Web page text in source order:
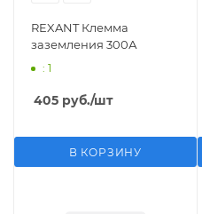
REXANT Клемма
заземления 300А
: 1
405 руб./шт
В КОРЗИНУ